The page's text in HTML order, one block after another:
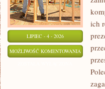
LIPIEC - 4 - 2026
MOŻLIWOŚĆ KOMENTOWANIA KARTELE
ich